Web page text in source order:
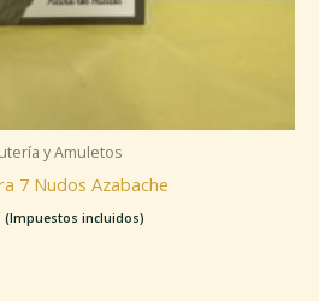
y Amuletos
7 Nudos Azabache
(Impuestos incluidos)